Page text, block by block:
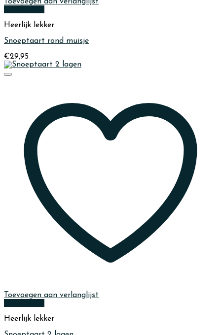
Toevoegen aan verlanglijst
Heerlijk lekker
Snoeptaart rond muisje
€29,95
Toevoegen aan verlanglijst
Heerlijk lekker